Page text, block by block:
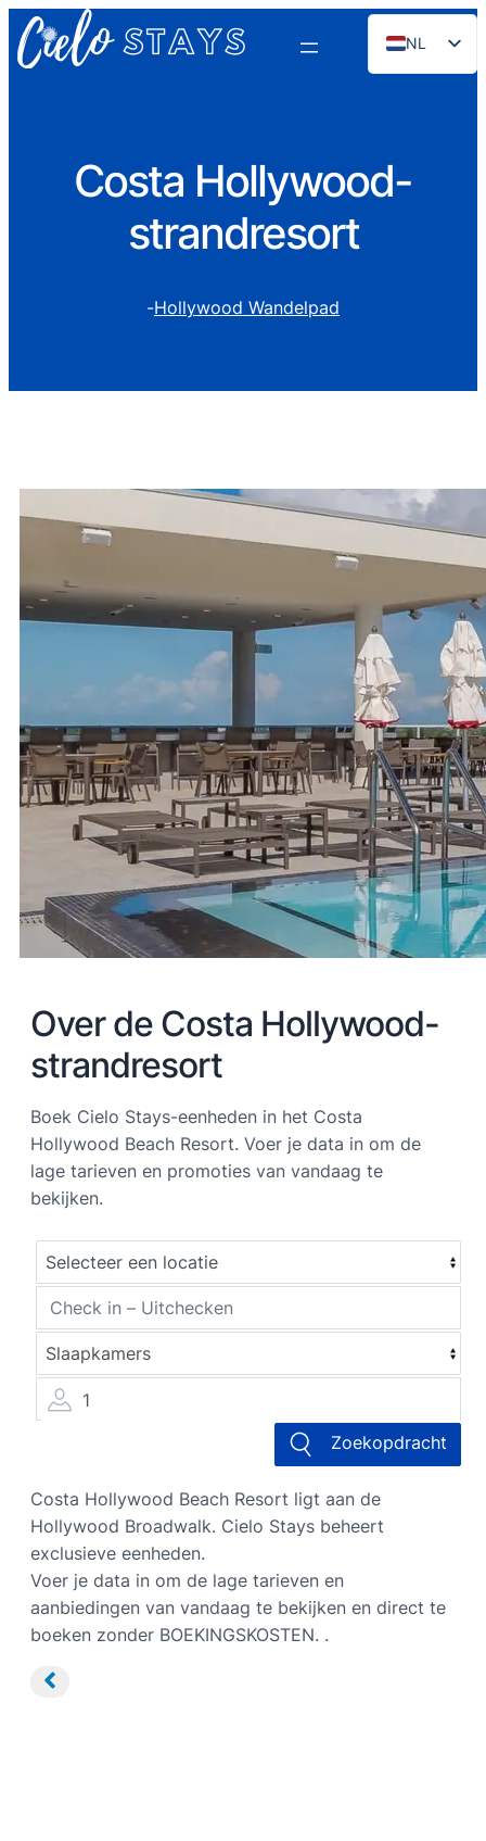
NL
EN
FR
Costa Hollywood-
strandresort
-Hollywood Wandelpad
Over de Costa Hollywood-
strandresort
Boek Cielo Stays-eenheden in het Costa
Hollywood Beach Resort. Voer je data in om de
lage tarieven en promoties van vandaag te
bekijken.
1
Zoekopdracht
Costa Hollywood Beach Resort ligt aan de
Hollywood Broadwalk. Cielo Stays beheert
exclusieve eenheden.
Voer je data in om de lage tarieven en
aanbiedingen van vandaag te bekijken en direct te
boeken zonder BOEKINGSKOSTEN. .